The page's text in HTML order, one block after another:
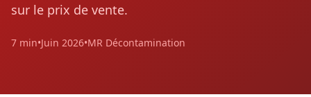
sur le prix de vente.
7 min•Juin 2026•MR Décontamination